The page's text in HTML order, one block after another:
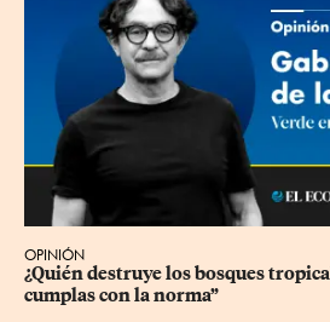
OPINIÓN
¿Quién destruye los bosques
cumplas con la norma”